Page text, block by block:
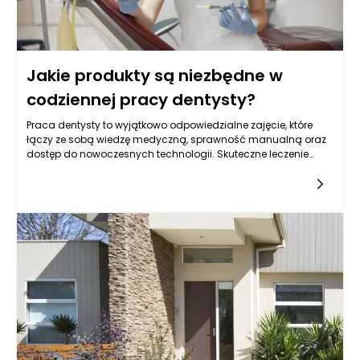
Jakie produkty są niezbędne w
codziennej pracy dentysty?
Praca dentysty to wyjątkowo odpowiedzialne zajęcie, które
łączy ze sobą wiedzę medyczną, sprawność manualną oraz
dostęp do nowoczesnych technologii. Skuteczne leczenie
dentystycznym to dziesiątki zabiegów i konsultacji, z których
każdy wymaga innego podejścia i dostosowania narzędzi
czy materiałów. Odpowiednie produkty dla stomatologii to
zarówno sprzęt, instrumenty, jak i innowacyjne materiały
wykorzystywane do różnorodnych procedur. To właśnie one
stanowią podstawę skutecznej, bezpiecznej i precyzyjnej pracy
lekarza stomatologa — od prostych zabiegów
profilaktycznych, przez leczenie zachowawcze, po
zaawansowane procedury chirurgiczne i protetyczne.